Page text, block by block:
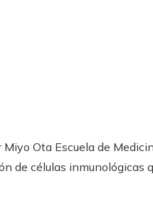
Ota Escuela de
de células inmunológicas